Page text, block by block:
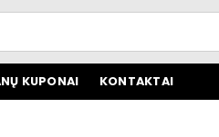
KUPONAI KONTAKTAI